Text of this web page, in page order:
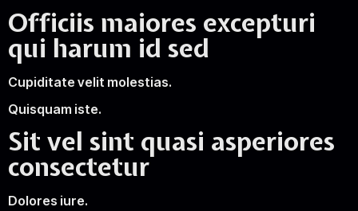
Officiis maiores excepturi
qui harum id sed
Cupiditate velit molestias.
Quisquam iste.
Sit vel sint quasi asperiores
consectetur
Dolores iure.